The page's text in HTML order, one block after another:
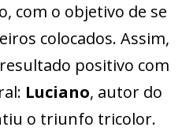
com o objetivo de se
colocados. Assim,
positivo com
Luciano, autor do
o triunfo tricolor.